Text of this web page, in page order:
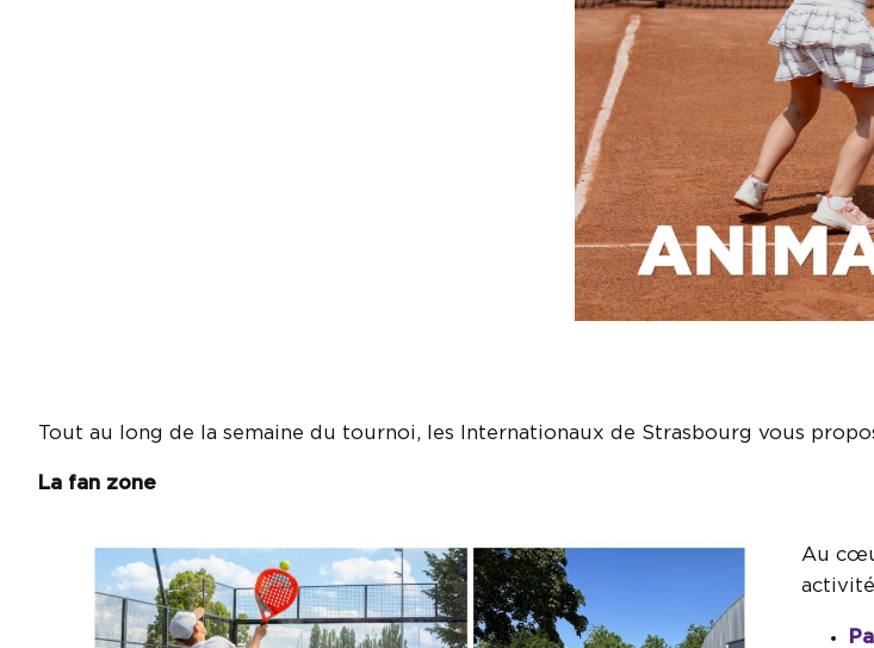
Tout au long de la semaine du tournoi, les Internationaux de Strasbourg vous
La fan zone
Au